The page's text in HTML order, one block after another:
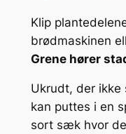
Klip
brødmaskinen
Grene hører
Ukrudt, der ikke
kan puttes i en
sort sæk hvor